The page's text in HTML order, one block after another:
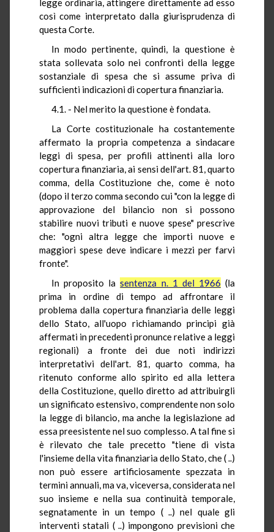
legge ordinaria, attingere direttamente ad esso
così come interpretato dalla giurisprudenza di
questa Corte.
In modo pertinente, quindi, la questione è
stata sollevata solo nei confronti della legge
sostanziale di spesa che si assume priva di
sufficienti indicazioni di copertura finanziaria.
4.1. - Nel merito la questione è fondata.
La Corte costituzionale ha costantemente
affermato la propria competenza a sindacare
leggi di spesa, per profili attinenti alla loro
copertura finanziaria, ai sensi dell'art. 81, quarto
comma, della Costituzione che, come è noto
(dopo il terzo comma secondo cui "con la legge di
approvazione del bilancio non si possono
stabilire nuovi tributi e nuove spese" prescrive
che: "ogni altra legge che importi nuove e
maggiori spese deve indicare i mezzi per farvi
fronte".
In proposito lasentenza n. 1 del 1966 (la
prima in ordine di tempo ad affrontare il
problema dalla copertura finanziaria delle leggi
dello Stato, all'uopo richiamando principi già
affermati in precedenti pronunce relative a leggi
regionali) a fronte dei due noti indirizzi
interpretativi dell'art. 81, quarto comma, ha
ritenuto conforme allo spirito ed alla lettera
della Costituzione, quello diretto ad attribuirgli
un significato estensivo, comprendente non solo
la legge di bilancio, ma anche la legislazione ad
essa preesistente nel suo complesso. A tal fine si
è rilevato che tale precetto "tiene di vista
l'insieme della vita finanziaria dello Stato, che ( ..)
non può essere artificiosamente spezzata in
termini annuali, ma va, viceversa, considerata nel
suo insieme e nella sua continuità temporale,
segnatamente in un tempo ( ..) nel quale gli
interventi statali ( ..) impongono previsioni che